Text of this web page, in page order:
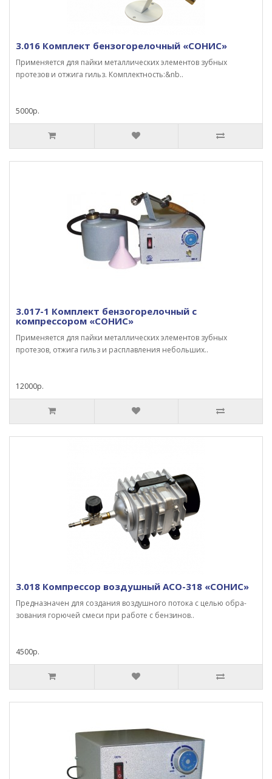
3.016 Комплект бензогорелочный «СОНИС»
Применяется для пайки металлических элементов зубных
протезов и отжига гильз. Комплектность:&nb..
5000р.
3.017-1 Комплект бензогорелочный с
компрессором «СОНИС»
Применяется для пайки металлических элементов зубных
протезов, отжига гильз и расплавления небольших..
12000р.
3.018 Компрессор воздушный АСО-318 «СОНИС»
Предназначен для создания воздушного потока с целью обра­
зования горючей смеси при работе с бензинов..
4500р.